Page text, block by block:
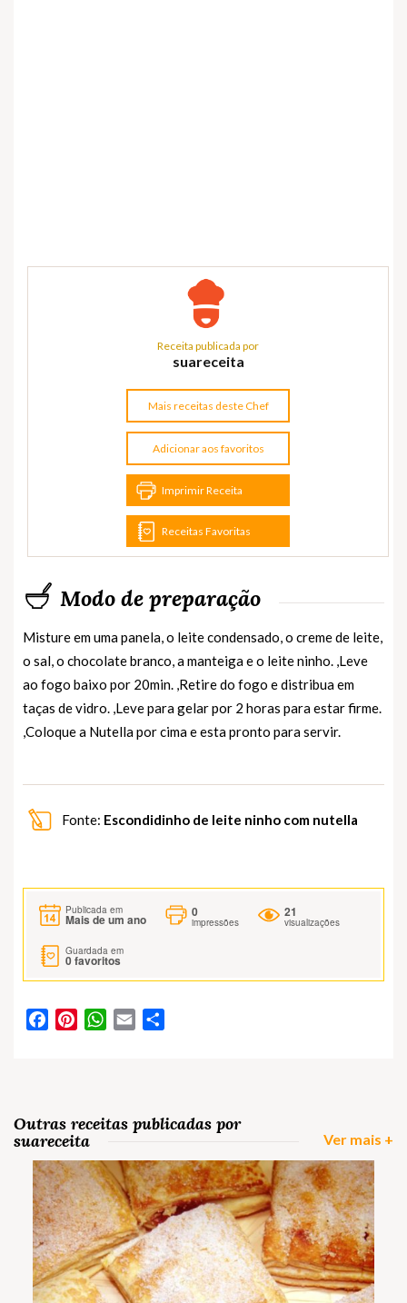
Receita publicada por
suareceita
Mais receitas deste Chef
Adicionar aos favoritos
Imprimir Receita
Receitas Favoritas
Modo de preparação
Misture em uma panela, o leite condensado, o creme de leite,
o sal, o chocolate branco, a manteiga e o leite ninho. ,Leve
ao fogo baixo por 20min. ,Retire do fogo e distribua em
taças de vidro. ,Leve para gelar por 2 horas para estar firme.
,Coloque a Nutella por cima e esta pronto para servir.
Fonte: Escondidinho de leite ninho com nutella
Publicada em
Mais de um ano
0
impressões
21
visualizações
Guardada em
0favoritos
FacebookPinterestWhatsApp
Email
Outras receitas publicadas por
suareceita
Ver mais +